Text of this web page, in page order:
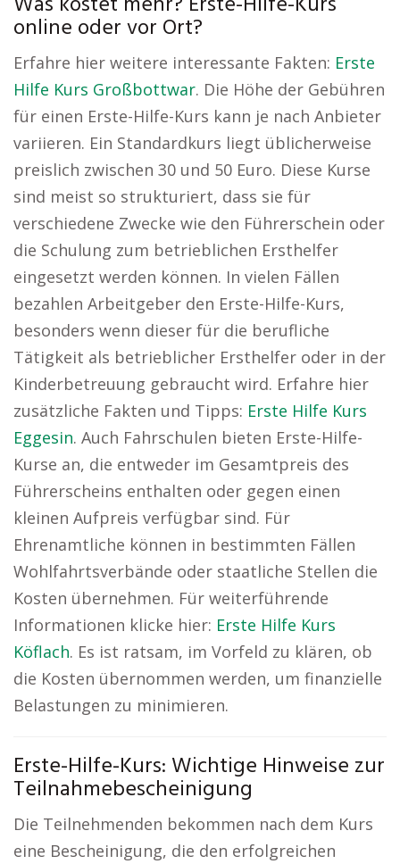
online oder vor Ort?
Erfahre hier weitere interessante Fakten: Erste
Hilfe Kurs Großbottwar. Die Höhe der Gebühren
für einen Erste-Hilfe-Kurs kann je nach Anbieter
variieren. Ein Standardkurs liegt üblicherweise
preislich zwischen 30 und 50 Euro. Diese Kurse
sind meist so strukturiert, dass sie für
verschiedene Zwecke wie den Führerschein oder
die Schulung zum betrieblichen Ersthelfer
eingesetzt werden können. In vielen Fällen
bezahlen Arbeitgeber den Erste-Hilfe-Kurs,
besonders wenn dieser für die berufliche
Tätigkeit als betrieblicher Ersthelfer oder in der
Kinderbetreuung gebraucht wird. Erfahre hier
zusätzliche Fakten und Tipps: Erste Hilfe Kurs
Eggesin. Auch Fahrschulen bieten Erste-Hilfe-
Kurse an, die entweder im Gesamtpreis des
Führerscheins enthalten oder gegen einen
kleinen Aufpreis verfügbar sind. Für
Ehrenamtliche können in bestimmten Fällen
Wohlfahrtsverbände oder staatliche Stellen die
Kosten übernehmen. Für weiterführende
Informationen klicke hier: Erste Hilfe Kurs
Köflach. Es ist ratsam, im Vorfeld zu klären, ob
die Kosten übernommen werden, um finanzielle
Belastungen zu minimieren.
Erste-Hilfe-Kurs: Wichtige Hinweise zur
Teilnahmebescheinigung
Die Teilnehmenden bekommen nach dem Kurs
eine Bescheinigung, die den erfolgreichen